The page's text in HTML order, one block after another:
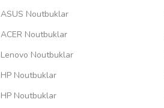
ASUS Noutbuklar
ACER Noutbuklar
Lenovo Noutbuklar
HP Noutbuklar
HP Noutbuklar